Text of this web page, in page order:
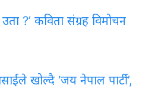
?’ कविता संग्रह विमोचन
खोल्दै ‘जय नेपाल पार्टी’,